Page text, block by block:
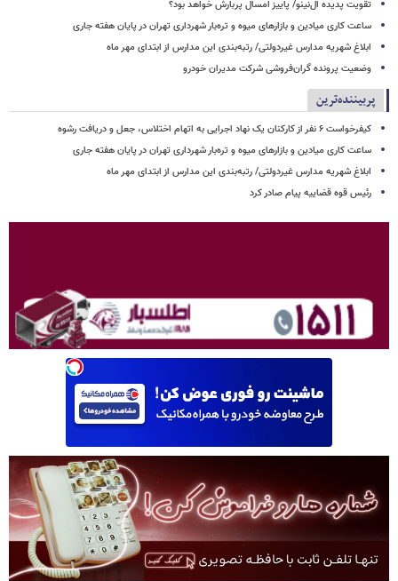
تقویت پدیده ال‌نینو/ پاییز امسال پربارش خواهد بود؟
ساعت کاری میادین و بازارهای میوه و تره‌بار شهرداری تهران در پایان هفته جاری
ابلاغ شهریه مدارس غیردولتی/ رتبه‌بندی این مدارس از ابتدای مهر ماه
وضعیت پرونده گران‌فروشی شرکت مدیران خودرو
پربیننده‌ترین
کیفرخواست ۶ نفر از کارکنان یک نهاد اجرایی به اتهام اختلاس، جعل و دریافت رشوه
ساعت کاری میادین و بازارهای میوه و تره‌بار شهرداری تهران در پایان هفته جاری
ابلاغ شهریه مدارس غیردولتی/ رتبه‌بندی این مدارس از ابتدای مهر ماه
رئیس قوه قضاییه پیام صادر کرد